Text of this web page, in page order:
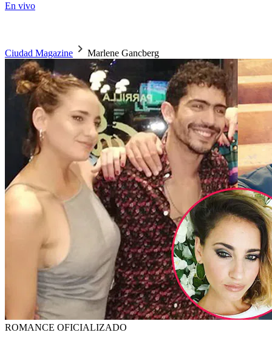
En vivo
Ciudad Magazine Marlene Gancberg
ROMANCE OFICIALIZADO